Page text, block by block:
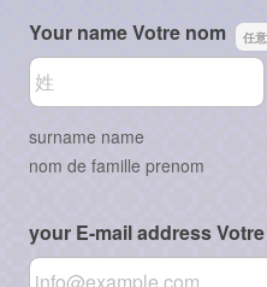
Your name Votre nom
名前の姓
surname name
nom de famille prenom
your E-mail address
your E-mail address Votre